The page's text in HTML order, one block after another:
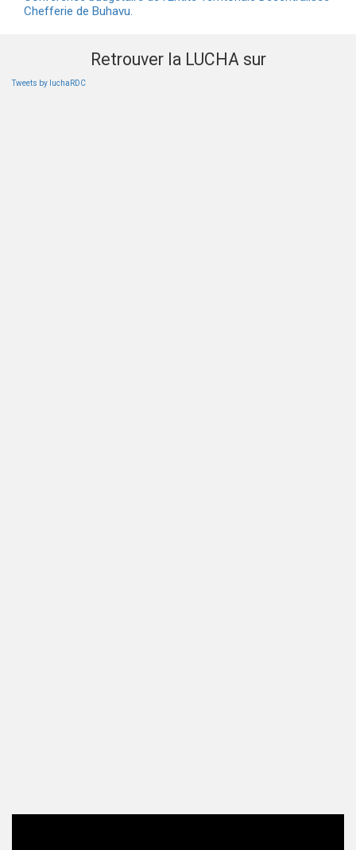
Chefferie de Buhavu.
Retrouver la LUCHA sur
Tweets by luchaRDC